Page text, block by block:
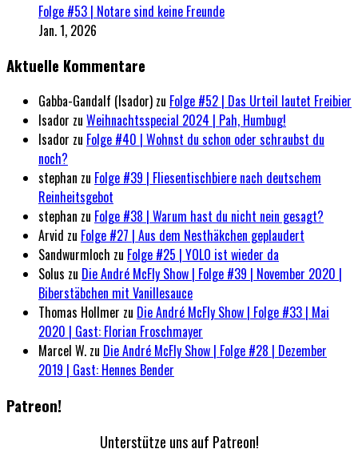
Folge #53 | Notare sind keine Freunde
Jan. 1, 2026
Aktuelle Kommentare
Gabba-Gandalf (Isador) zu Folge #52 | Das Urteil lautet Freibier
Isador zu Weihnachtsspecial 2024 | Pah, Humbug!
Isador zu Folge #40 | Wohnst du schon oder schraubst du
noch?
stephan zu Folge #39 | Fliesentischbiere nach deutschem
Reinheitsgebot
stephan zu Folge #38 | Warum hast du nicht nein gesagt?
Arvid zu Folge #27 | Aus dem Nesthäkchen geplaudert
Sandwurmloch zu Folge #25 | YOLO ist wieder da
Solus zu Die André McFly Show | Folge #39 | November 2020 |
Biberstäbchen mit Vanillesauce
Thomas Hollmer zu Die André McFly Show | Folge #33 | Mai
2020 | Gast: Florian Froschmayer
Marcel W. zu Die André McFly Show | Folge #28 | Dezember
2019 | Gast: Hennes Bender
Patreon!
Unterstütze uns auf Patreon!